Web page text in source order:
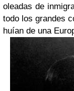
oleadas de
todo los grandes
huían de una